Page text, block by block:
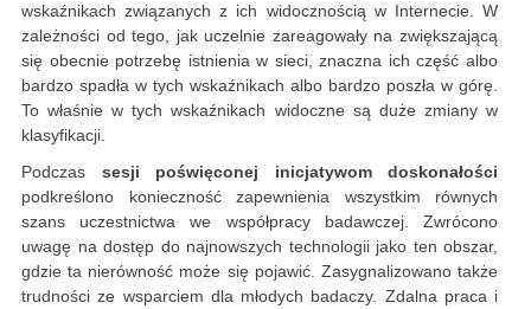
wskaźnikach związanych z ich widocznością w Internecie. W
zależności od tego, jak uczelnie zareagowały na zwiększającą
się obecnie potrzebę istnienia w sieci, znaczna ich część albo
bardzo spadła w tych wskaźnikach albo bardzo poszła w górę.
To właśnie w tych wskaźnikach widoczne są duże zmiany w
klasyfikacji.
Podczas sesji poświęconej inicjatywom doskonałości
podkreślono konieczność zapewnienia wszystkim równych
szans uczestnictwa we współpracy badawczej. Zwrócono
uwagę na dostęp do najnowszych technologii jako ten obszar,
gdzie ta nierówność może się pojawić. Zasygnalizowano także
trudności ze wsparciem dla młodych badaczy. Zdalna praca i